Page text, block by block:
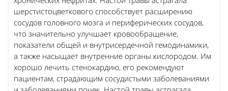
шерстистоцветкового способствует расширению
сосудов головного мозга и периферических сосудов,
что значительно улучшает кровообращение,
показатели общей и внутрисердечной гемодинамики,
а также насыщает внутренние органы кислородом. Им
хорошо лечить стенокардию, его рекомендуют
пациентам, страдающим сосудистыми заболеваниями